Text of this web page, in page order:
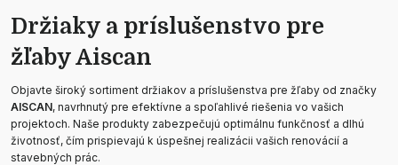
Držiaky a príslušenstvo pre
žľaby Aiscan
Objavte široký sortiment držiakov a príslušenstva pre žľaby od značky
AISCAN, navrhnutý pre efektívne a spoľahlivé riešenia vo vašich
projektoch. Naše produkty zabezpečujú optimálnu funkčnosť a dlhú
životnosť, čím prispievajú k úspešnej realizácii vašich renovácií a
stavebných prác.